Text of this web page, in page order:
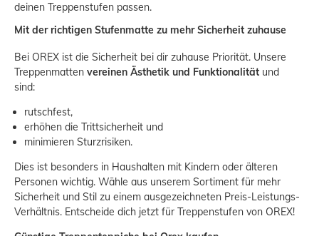
deinen Treppenstufen passen.
Mit der richtigen Stufenmatte zu mehr Sicherheit zuhause
Bei OREX ist die Sicherheit bei dir zuhause Priorität. Unsere
Treppenmatten vereinen Ästhetik und Funktionalität und
sind:
rutschfest,
erhöhen die Trittsicherheit und
minimieren Sturzrisiken.
Dies ist besonders in Haushalten mit Kindern oder älteren
Personen wichtig. Wähle aus unserem Sortiment für mehr
Sicherheit und Stil zu einem ausgezeichneten Preis-Leistungs-
Verhältnis. Entscheide dich jetzt für Treppenstufen von OREX!